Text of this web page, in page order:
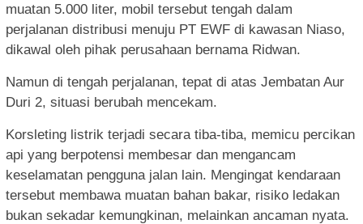
muatan 5.000 liter, mobil tersebut tengah dalam
perjalanan distribusi menuju PT EWF di kawasan Niaso,
dikawal oleh pihak perusahaan bernama Ridwan.
Namun di tengah perjalanan, tepat di atas Jembatan Aur
Duri 2, situasi berubah mencekam.
Korsleting listrik terjadi secara tiba-tiba, memicu percikan
api yang berpotensi membesar dan mengancam
keselamatan pengguna jalan lain. Mengingat kendaraan
tersebut membawa muatan bahan bakar, risiko ledakan
bukan sekadar kemungkinan, melainkan ancaman nyata.